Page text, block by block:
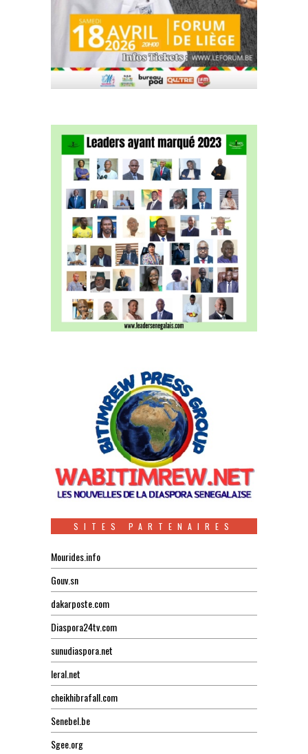
SITES PARTENAIRES
Mourides.info
Gouv.sn
dakarposte.com
Diaspora24tv.com
sunudiaspora.net
leral.net
cheikhibrafall.com
Senebel.be
Sgee.org